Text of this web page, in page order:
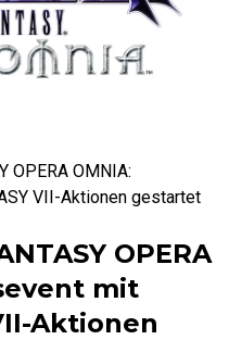
OPERA OMNIA:
VII-Aktionen gestartet
OPERA
mit
Aktionen